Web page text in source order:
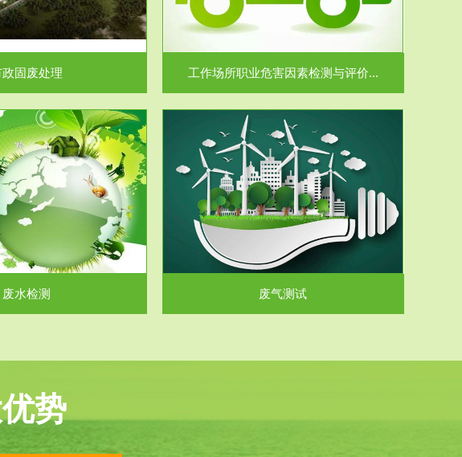
政固废处理
】：全面了解工作场所职业病危
分布与浓（强）度...
工作场所职业危害因素检测与评价...
废水检测
服务范围
废气测试
气检测包括有机废气和无机废
有机废气主要包括...
废气测试
势